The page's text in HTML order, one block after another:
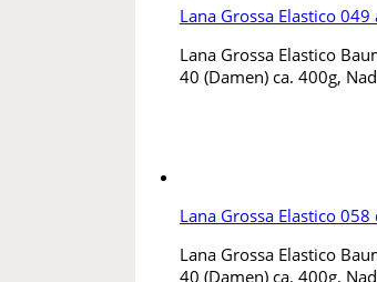
Lana Grossa Elastico
Lana Grossa Elastico
40 (Damen) ca. 400g,
Lana Grossa Elastico
Lana Grossa Elastico
40 (Damen) ca. 400g,